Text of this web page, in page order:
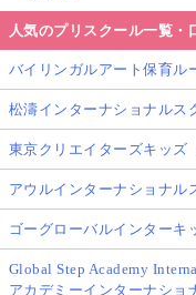
人気のプリスクール一覧・
バイリンガルアート保育ル
松濤インターナショナルス
東京クリエイターズキッズ
アウルインターナショナル
ゴーグローバルインターキ
Global Step Academy
アカデミーインターナショ